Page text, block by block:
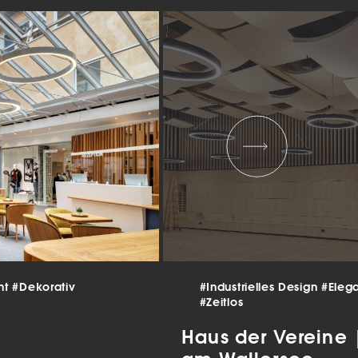
#Dekorativ
#Industrielles Design
#Zeitlos
Haus der
.
Zurück
Statistiken